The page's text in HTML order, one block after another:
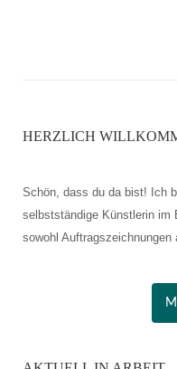
HERZLICH
Schön, dass du da bist! Ich
selbstständige Künstlerin im
sowohl Auftragszeichnungen